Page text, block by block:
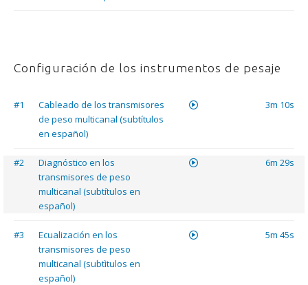
Configuración de los instrumentos de pesaje
#1
Cableado de los transmisores
de peso multicanal (subtítulos
en español)
3m 10s
#2
Diagnóstico en los
transmisores de peso
multicanal (subtítulos en
español)
6m 29s
#3
Ecualización en los
transmisores de peso
multicanal (subtìtulos en
español)
5m 45s